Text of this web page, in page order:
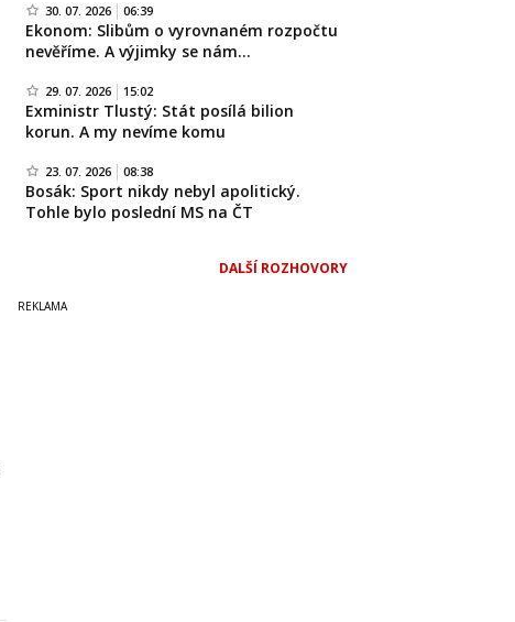
30. 07. 2026 06:39
Ekonom: Slibům o vyrovnaném rozpočtu
nevěříme. A výjimky se nám…
29. 07. 2026 15:02
Exministr Tlustý: Stát posílá bilion
korun. A my nevíme komu
23. 07. 2026 08:38
Bosák: Sport nikdy nebyl apolitický.
Tohle bylo poslední MS na ČT
DALŠÍ ROZHOVORY